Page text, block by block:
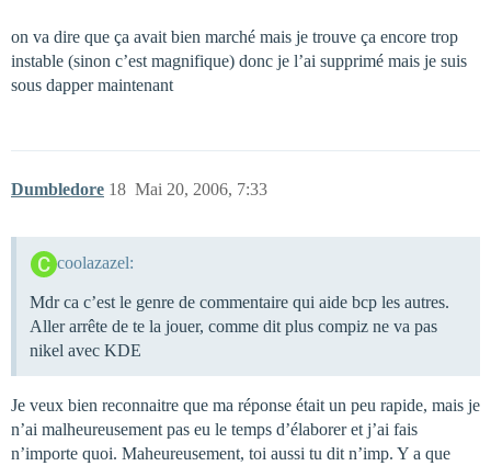
on va dire que ça avait bien marché mais je trouve ça encore trop
instable (sinon c’est magnifique) donc je l’ai supprimé mais je suis
sous dapper maintenant
Dumbledore Mai 20, 2006, 7:33
18
coolazazel:
Mdr ca c’est le genre de commentaire qui aide bcp les autres.
Aller arrête de te la jouer, comme dit plus compiz ne va pas
nikel avec KDE
Je veux bien reconnaitre que ma réponse était un peu rapide, mais je
n’ai malheureusement pas eu le temps d’élaborer et j’ai fais
n’importe quoi. Maheureusement, toi aussi tu dit n’imp. Y a que